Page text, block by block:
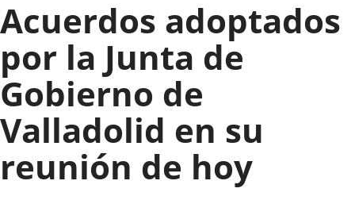
Valladolid
Acuerdos adoptados
por la Junta de
Gobierno de
Valladolid en su
reunión de hoy